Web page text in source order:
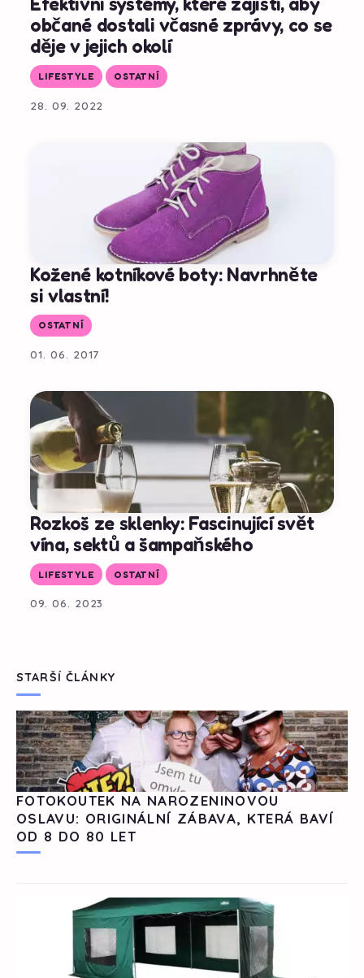
občané dostali včasné zprávy, co se
děje v jejich okolí
LIFESTYLE OSTATNÍ
28. 09. 2022
Kožené kotníkové boty: Navrhněte
si vlastní!
OSTATNÍ
01. 06. 2017
Rozkoš ze sklenky: Fascinující svět
vína, sektů a šampaňského
LIFESTYLE OSTATNÍ
09. 06. 2023
STARŠÍ ČLÁNKY
FOTOKOUTEK NA NAROZENINOVOU
OSLAVU: ORIGINÁLNÍ ZÁBAVA, KTERÁ BAVÍ
OD 8 DO 80 LET